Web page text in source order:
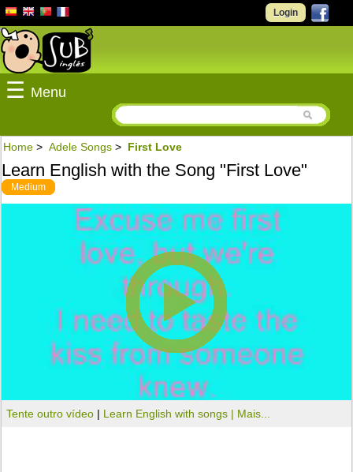
Login
☰ Menu
Home > Adele Songs > First Love
Learn English with the Song "First Love"
Medium
Tente outro vídeo | Learn English with songs | Mais...